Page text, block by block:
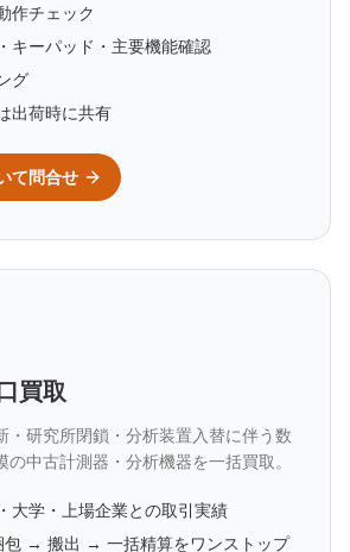
作チェック
キーパッド・主要機能確認
グ
出荷時に共有
て問合せ
買取
・研究所閉鎖・分析装置入替に伴う数
中古計測器・分析機器を一括買取。
大学・上場企業との取引実績
→ 搬出 → 一括精算をワンストップ